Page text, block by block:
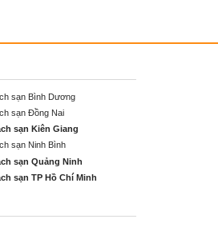
sạn Bình Dương
sạn Đồng Nai
sạn Kiên Giang
sạn Ninh Bình
sạn Quảng Ninh
sạn TP Hồ Chí Minh